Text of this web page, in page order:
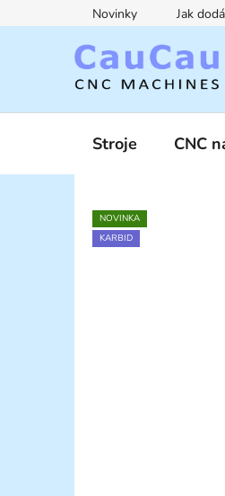
na
Novinky Jak
Stroje CNC
NOVINKA
KARBID